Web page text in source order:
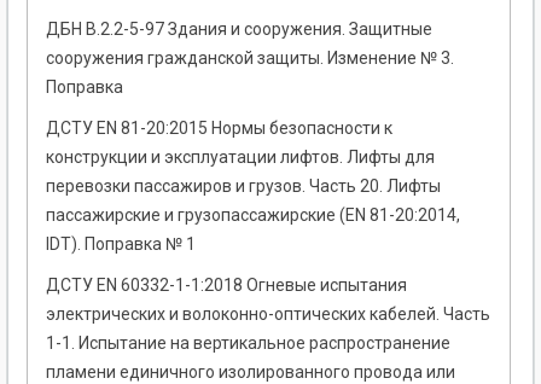
ДБН В.2.2-5-97 Здания и сооружения. Защитные
сооружения гражданской защиты. Изменение № 3.
Поправка
ДСТУ EN 81-20:2015 Нормы безопасности к
конструкции и эксплуатации лифтов. Лифты для
перевозки пассажиров и грузов. Часть 20. Лифты
пассажирские и грузопассажирские (EN 81-20:2014,
IDT). Поправка № 1
ДСТУ EN 60332-1-1:2018 Огневые испытания
электрических и волоконно-оптических кабелей. Часть
1-1. Испытание на вертикальное распространение
пламени единичного изолированного провода или